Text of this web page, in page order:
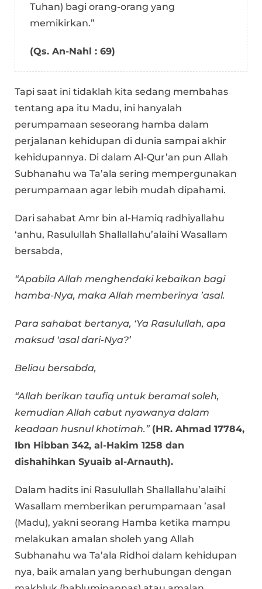
Tuhan) bagi orang-orang yang
memikirkan.”
(Qs. An-Nahl : 69)
Tapi saat ini tidaklah kita sedang membahas
tentang apa itu Madu, ini hanyalah
perumpamaan seseorang hamba dalam
perjalanan kehidupan di dunia sampai akhir
kehidupannya. Di dalam Al-Qur’an pun Allah
Subhanahu wa Ta’ala sering mempergunakan
perumpamaan agar lebih mudah dipahami.
Dari sahabat Amr bin al-Hamiq radhiyallahu
‘anhu, Rasulullah Shallallahu’alaihi Wasallam
bersabda,
“Apabila Allah menghendaki kebaikan bagi
hamba-Nya, maka Allah memberinya ’asal.
Para sahabat bertanya, ‘Ya Rasulullah, apa
maksud ‘asal dari-Nya?’
Beliau bersabda,
“Allah berikan taufiq untuk beramal soleh,
kemudian Allah cabut nyawanya dalam
keadaan husnul khotimah.” (HR. Ahmad 17784,
Ibn Hibban 342, al-Hakim 1258 dan
dishahihkan Syuaib al-Arnauth).
Dalam hadits ini Rasulullah Shallallahu’alaihi
Wasallam memberikan perumpamaan ’asal
(Madu), yakni seorang Hamba ketika mampu
melakukan amalan sholeh yang Allah
Subhanahu wa Ta’ala Ridhoi dalam kehidupan
nya, baik amalan yang berhubungan dengan